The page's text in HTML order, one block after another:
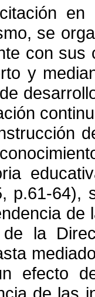
en
se
con sus
y
p.61-
la
efecto